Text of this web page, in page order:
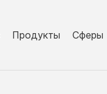
Продукты Сферы